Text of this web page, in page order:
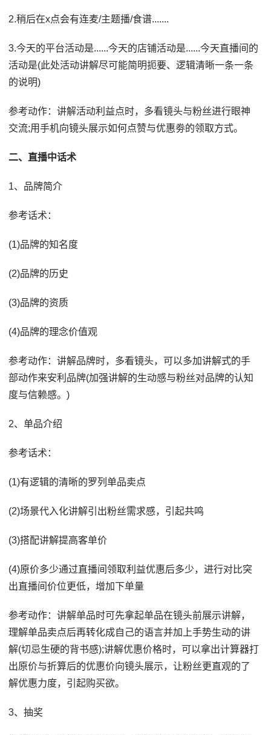
2.稍后在x点会有连麦/主题播/食谱.......
3.今天的平台活动是......今天的店铺活动是......今天直播间的
活动是(此处活动讲解尽可能简明扼要、逻辑清晰一条一条
的说明)
参考动作：讲解活动利益点时，多看镜头与粉丝进行眼神
交流;用手机向镜头展示如何点赞与优惠劵的领取方式。
二、直播中话术
1、品牌简介
参考话术：
(1)品牌的知名度
(2)品牌的历史
(3)品牌的资质
(4)品牌的理念价值观
参考动作：讲解品牌时，多看镜头，可以多加讲解式的手
部动作来安利品牌(加强讲解的生动感与粉丝对品牌的认知
度与信赖感。)
2、单品介绍
参考话术：
(1)有逻辑的清晰的罗列单品卖点
(2)场景代入化讲解引出粉丝需求感，引起共鸣
(3)搭配讲解提高客单价
(4)原价多少通过直播间领取利益优惠后多少，进行对比突
出直播间价位更低，增加下单量
参考动作：讲解单品时可先拿起单品在镜头前展示讲解，
理解单品卖点后再转化成自己的语言并加上手势生动的讲
解(切忌生硬的背书感);讲解优惠价格时，可以拿出计算器打
出原价与折算后的优惠价向镜头展示，让粉丝更直观的了
解优惠力度，引起购买欲。
3、抽奖